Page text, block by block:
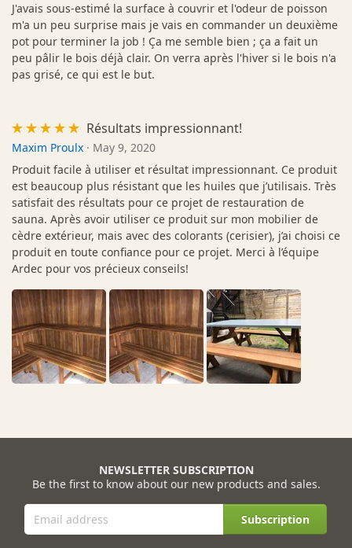
J'avais sous-estimé la surface à couvrir et l'odeur de poisson
m'a un peu surprise mais je vais en commander un deuxième
pot pour terminer la job ! Ça me semble bien ; ça a fait un
peu pâlir le bois déjà clair. On verra après l'hiver si le bois n'a
pas grisé, ce qui est le but.
Résultats impressionnant!
Maxim Proulx · May 9, 2020
Produit facile à utiliser et résultat impressionnant. Ce produit
est beaucoup plus résistant que les huiles que j’utilisais. Très
satisfait des résultats pour ce projet de restauration de
sauna. Après avoir utiliser ce produit sur mon mobilier de
cèdre extérieur, mais avec des colorants (cerisier), j’ai choisi ce
produit en toute confiance pour ce projet. Merci à l’équipe
Ardec pour vos précieux conseils!
NEWSLETTER SUBSCRIPTION
Be the first to know about our new products and sales.
Subscription